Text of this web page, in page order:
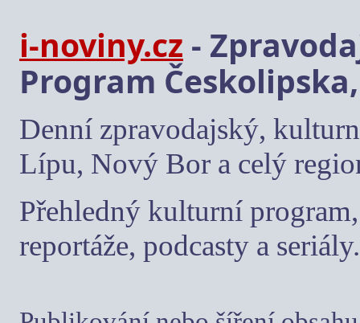
i-noviny.cz -
Program
Denní zpravodajský,
Lípu, Nový Bor a celý
Přehledný kulturní
reportáže, podcasty a seriály.